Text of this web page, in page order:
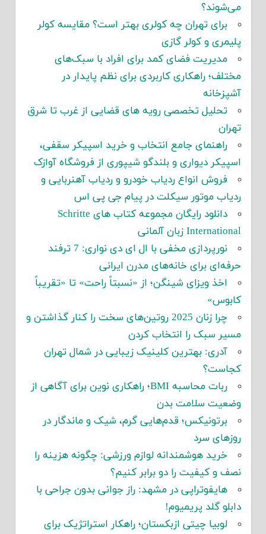
می‌شوند؟
برای تهران چه کولری بهتر است؟ مقایسه کولر
پلیمری و کولر گازی
مدیریت فضای کمد برای افراد با سبک‌های
مختلف؛ راهکاری کاربردی برای نظم پایدار در
آشپزخانه
تحلیل تخصصی رویه های قضایی از غرب تا شرق
تهران
راهنمای جامع انتخاب و خرید اسپیکر سقفی،
اسپیکر دیواری و بلندگو شیپوری از فروشگاه آوازک
فروش انواع ردیاب خودرو و ردیاب آهنربایی و
ردیاب موتور سیکلت در پیام جی پی اس
دانلود رایگان مجموعه کتاب های Schritte
International زبان آلمانی
نورپردازی مخفی با ال ای دی نواری: 7 ترفند
حرفه‌ای برای خانه‌های مدرن ایرانی
اخذ ویزای شینگن؛ از «نسبتاً راحت» تا «تقریباً
کابوس»
چرا زنان 2025 روتین‌های سخت را کنار گذاشتن و
مسیر سبک را انتخاب کردن
آدری: بهترین کلینیک زیبایی در شمال تهران
کجاست؟
ربات محاسبه BMI؛ راهکاری نوین برای آگاهی از
وضعیت سلامت بدن
برتونیکس؛ قدم‌هایی گرم، شیک و ماندگار در
روزهای سرد
خرید هوشمندانه لوازم ورزشی: چگونه هزینه را
نصف و کیفیت را دو برابر کنیم؟
هایفوتراپی در مشهد: راز جوانی بدون جراحی با
دابلو گلد پریمیوم!
لوبیا چیتی ازبکستان؛ راهکار استراتژیک برای